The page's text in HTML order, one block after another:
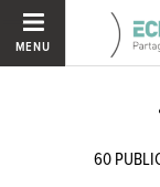
MENU
60